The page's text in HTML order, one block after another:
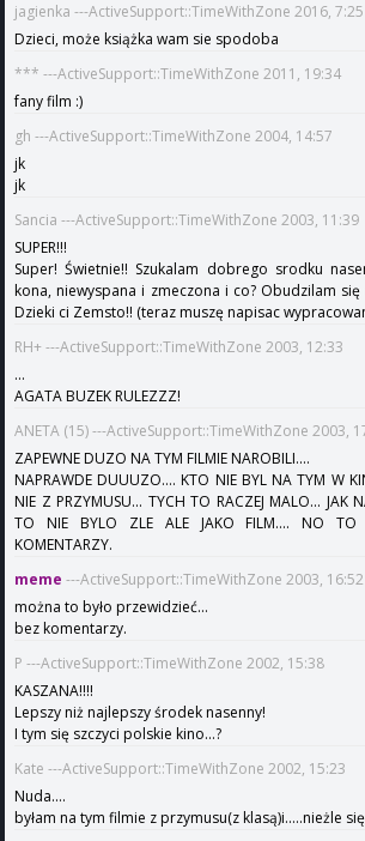
jagienka ---ActiveSupport::TimeWithZone 2016, 7:25
Dzieci, może książka wam sie spodoba
*** ---ActiveSupport::TimeWithZone 2011, 19:34
fany film :)
gh ---ActiveSupport::TimeWithZone 2004, 14:57
jk
jk
Sancia ---ActiveSupport::TimeWithZone 2003, 11:39
SUPER!!!
Super! Świetnie!! Szukalam dobrego srodku
kona, niewyspana i zmeczona i co? Obudzilam
Dzieki ci Zemsto!! (teraz muszę napisac
RH+ ---ActiveSupport::TimeWithZone 2003, 12:33
...
AGATA BUZEK RULEZZZ!
ANETA (15) ---ActiveSupport::TimeWithZone 2003,
ZAPEWNE DUZO NA TYM FILMIE NAROBILI....
NAPRAWDE DUUUZO.... KTO NIE BYL NA TYM W
NIE Z PRZYMUSU... TYCH TO RACZEJ MALO... JAK
TO NIE BYLO ZLE ALE JAKO FILM.... NO TO
KOMENTARZY.
meme ---ActiveSupport::TimeWithZone 2003, 16:52
można to było przewidzieć...
bez komentarzy.
P ---ActiveSupport::TimeWithZone 2002, 15:38
KASZANA!!!!
Lepszy niż najlepszy środek nasenny!
I tym się szczyci polskie kino...?
Kate ---ActiveSupport::TimeWithZone 2002, 15:23
Nuda....
byłam na tym filmie z przymusu(z klasą)i.....nieżle